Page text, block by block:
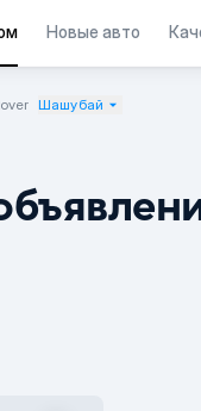
Новые авто
Шашубай